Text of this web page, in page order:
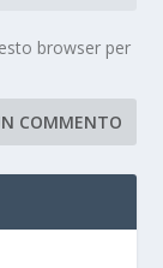
browser per